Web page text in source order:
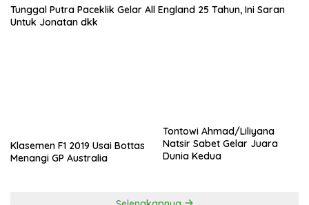
Tunggal Putra Paceklik Gelar All England 25 Tahun, Ini Saran
Untuk Jonatan dkk
Klasemen F1 2019 Usai Bottas
Menangi GP Australia
Tontowi Ahmad/Liliyana
Natsir Sabet Gelar Juara
Dunia Kedua